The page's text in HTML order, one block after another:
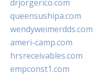
drjorgerico.com
queensushipa.com
wendyweimerdds.com
ameri-camp.com
hrsreceivables.com
empconst1.com